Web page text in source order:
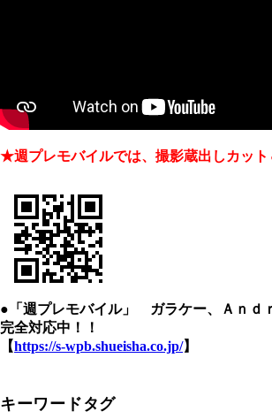
★週プレモバイルでは、撮影蔵出しカット
●「週プレモバイル」 ガラケー、Ａｎｄ
完全対応中！！
【https://s-wpb.shueisha.co.jp/】
キーワードタグ